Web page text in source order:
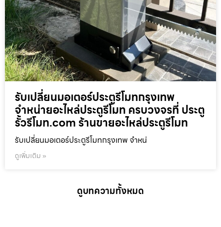
รับเปลี่ยนมอเตอร์ประตูรีโมทกรุงเทพ
จำหน่ายอะไหล่ประตูรีโมท ครบวงจรที่ ประตู
รั้วรีโมท.com ร้านขายอะไหล่ประตูรีโมท
รับเปลี่ยนมอเตอร์ประตูรีโมทกรุงเทพ จำหน่
ดูเพิ่มเติม »
ดูบทความทั้งหมด